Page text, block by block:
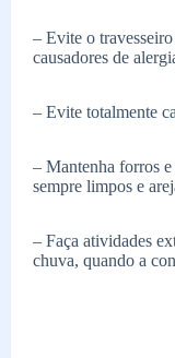
– Evite o
causadores de
– Evite totalmente
– Mantenha forros
sempre limpos e
– Faça atividades
chuva, quando a